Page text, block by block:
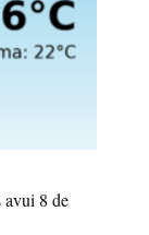
avui 8 de